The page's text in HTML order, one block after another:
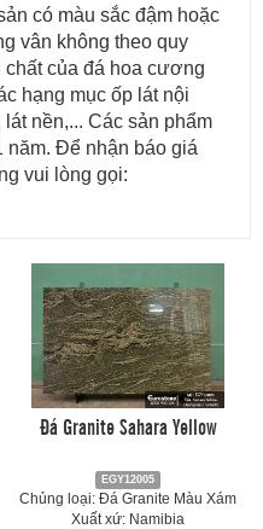
có màu sắc đậm hoặc
vân không theo quy
chất của đá hoa cương
hạng mục ốp lát nội
nền,... Các sản phẩm
năm. Để nhận báo giá
vui lòng gọi:
Đá Granite Sahara Yellow
EGY12005
Chủng loại: Đá Granite Màu Xám
Xuất xứ: Namibia